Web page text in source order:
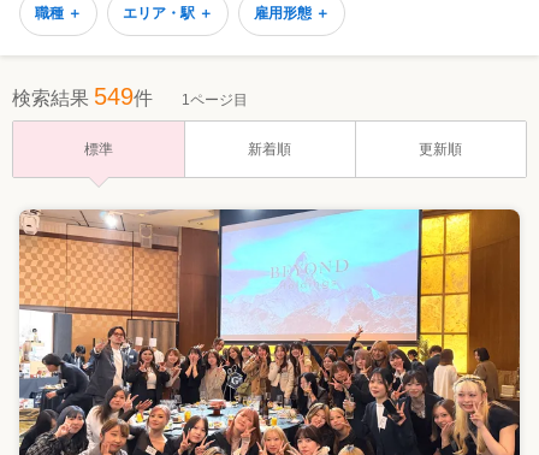
職種 ＋ エリア・駅 ＋ 雇用形態 ＋
検索結果 549件 1ページ目
標準 新着順 更新順